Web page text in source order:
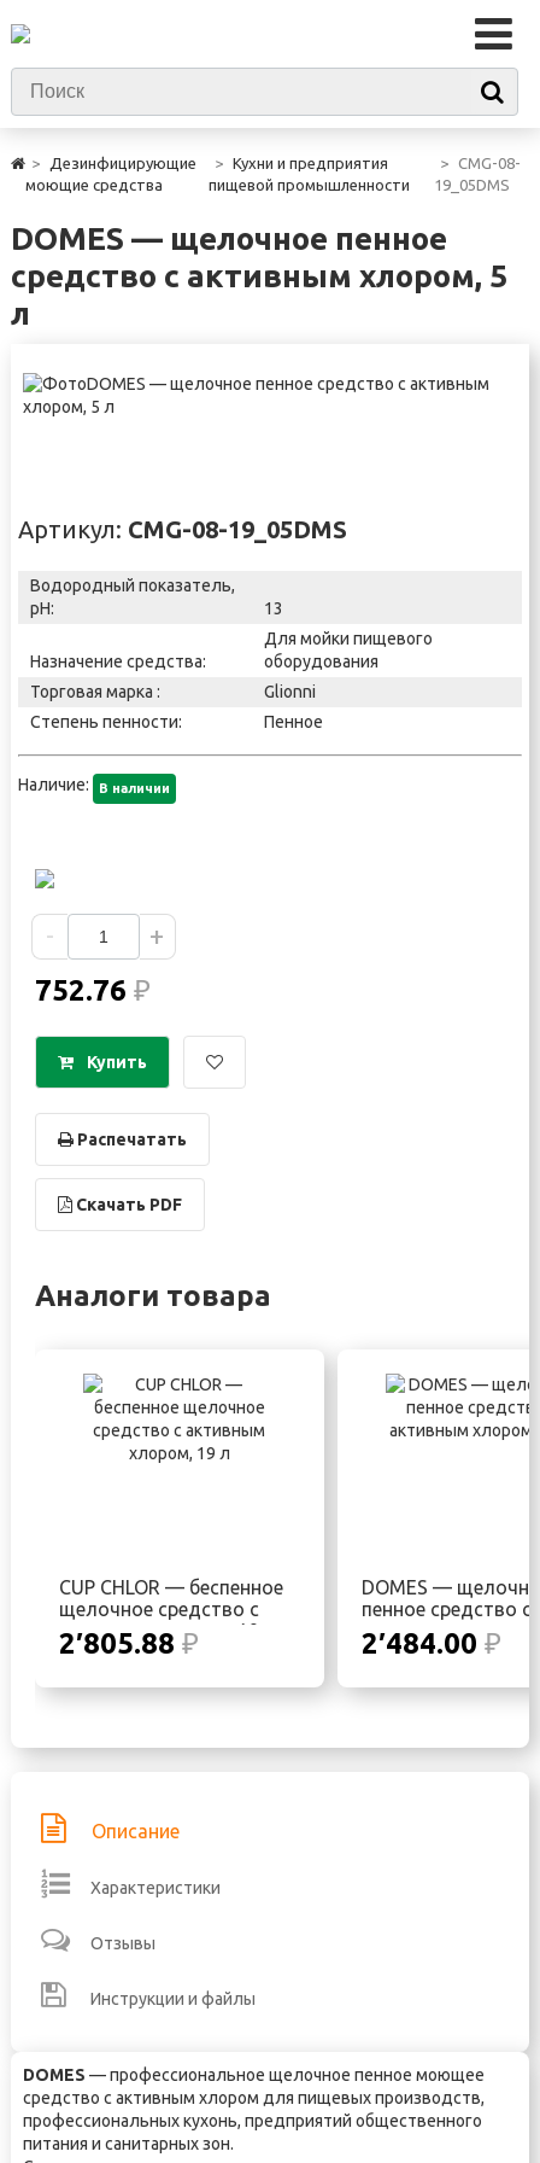
Дезинфицирующие
моющие средства
Кухни и предприятия
пищевой промышленности
CMG-08-
19_05DMS
DOMES — щелочное пенное
средство с активным хлором, 5
л
Артикул: CMG-08-19_05DMS
Водородный показатель,
pH:
13
Назначение средства:
Для мойки пищевого
оборудования
Торговая марка :
Glionni
Степень пенности:
Пенное
Наличие: В наличии
- +
752.76 ₽
Купить
Распечатать
Скачать PDF
Аналоги товара
CUP CHLOR — беспенное
щелочное средство с
активным хлором, 19 л
2′805.88 ₽
DOMES —
пенное средство с
активным хлором,
2′484.00 ₽
Описание
Характеристики
Отзывы
Инструкции и файлы
DOMES — профессиональное щелочное пенное моющее
средство с активным хлором для пищевых производств,
профессиональных кухонь, предприятий общественного
питания и санитарных зон.